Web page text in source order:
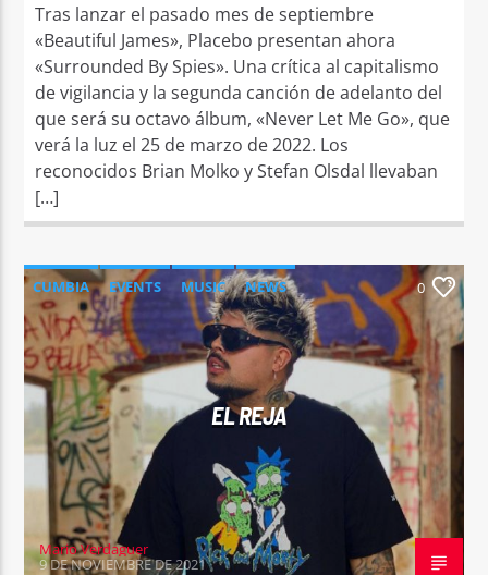
Tras lanzar el pasado mes de septiembre
«Beautiful James», Placebo presentan ahora
«Surrounded By Spies». Una crítica al capitalismo
de vigilancia y la segunda canción de adelanto del
que será su octavo álbum, «Never Let Me Go», que
verá la luz el 25 de marzo de 2022. Los
reconocidos Brian Molko y Stefan Olsdal llevaban
[…]
CUMBIA EVENTS MUSIC NEWS 0
EL REJA
Mario Verdaguer
9 DE NOVIEMBRE DE 2021